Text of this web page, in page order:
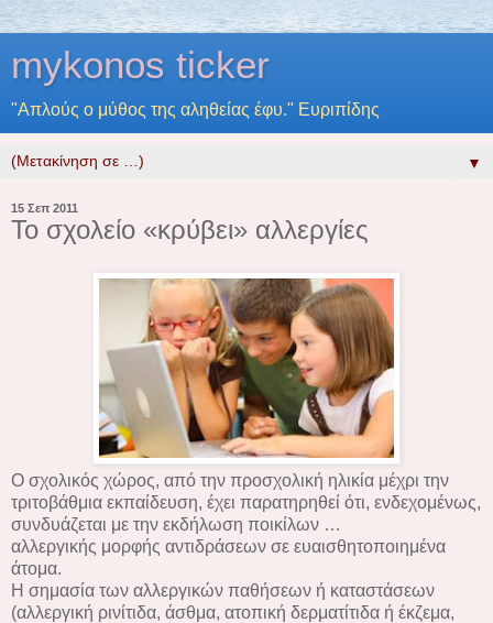
mykonos ticker
"Απλούς ο μύθος της αληθείας έφυ." Ευριπίδης
▼
15 Σεπ 2011
Το σχολείο «κρύβει» αλλεργίες
Ο σχολικός χώρος, από την προσχολική ηλικία μέχρι την
τριτοβάθμια εκπαίδευση, έχει παρατηρηθεί ότι, ενδεχομένως,
συνδυάζεται με την εκδήλωση ποικίλων …
αλλεργικής μορφής αντιδράσεων σε ευαισθητοποιημένα
άτομα.
Η σημασία των αλλεργικών παθήσεων ή καταστάσεων
(αλλεργική ρινίτιδα, άσθμα, ατοπική δερματίτιδα ή έκζεμα,